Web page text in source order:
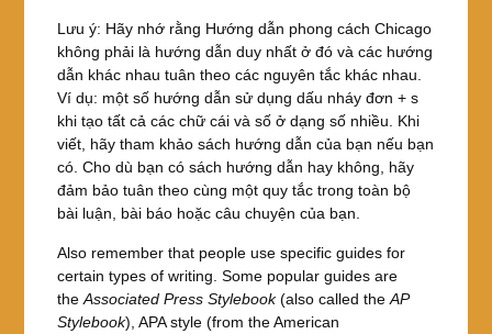
Lưu ý: Hãy nhớ rằng Hướng dẫn phong cách Chicago
không phải là hướng dẫn duy nhất ở đó và các hướng
dẫn khác nhau tuân theo các nguyên tắc khác nhau.
Ví dụ: một số hướng dẫn sử dụng dấu nháy đơn + s
khi tạo tất cả các chữ cái và số ở dạng số nhiều. Khi
viết, hãy tham khảo sách hướng dẫn của bạn nếu bạn
có. Cho dù bạn có sách hướng dẫn hay không, hãy
đảm bảo tuân theo cùng một quy tắc trong toàn bộ
bài luận, bài báo hoặc câu chuyện của bạn.
Also remember that people use specific guides for
certain types of writing. Some popular guides are
the Associated Press Stylebook(also called the AP
Stylebook), APA style (from the American